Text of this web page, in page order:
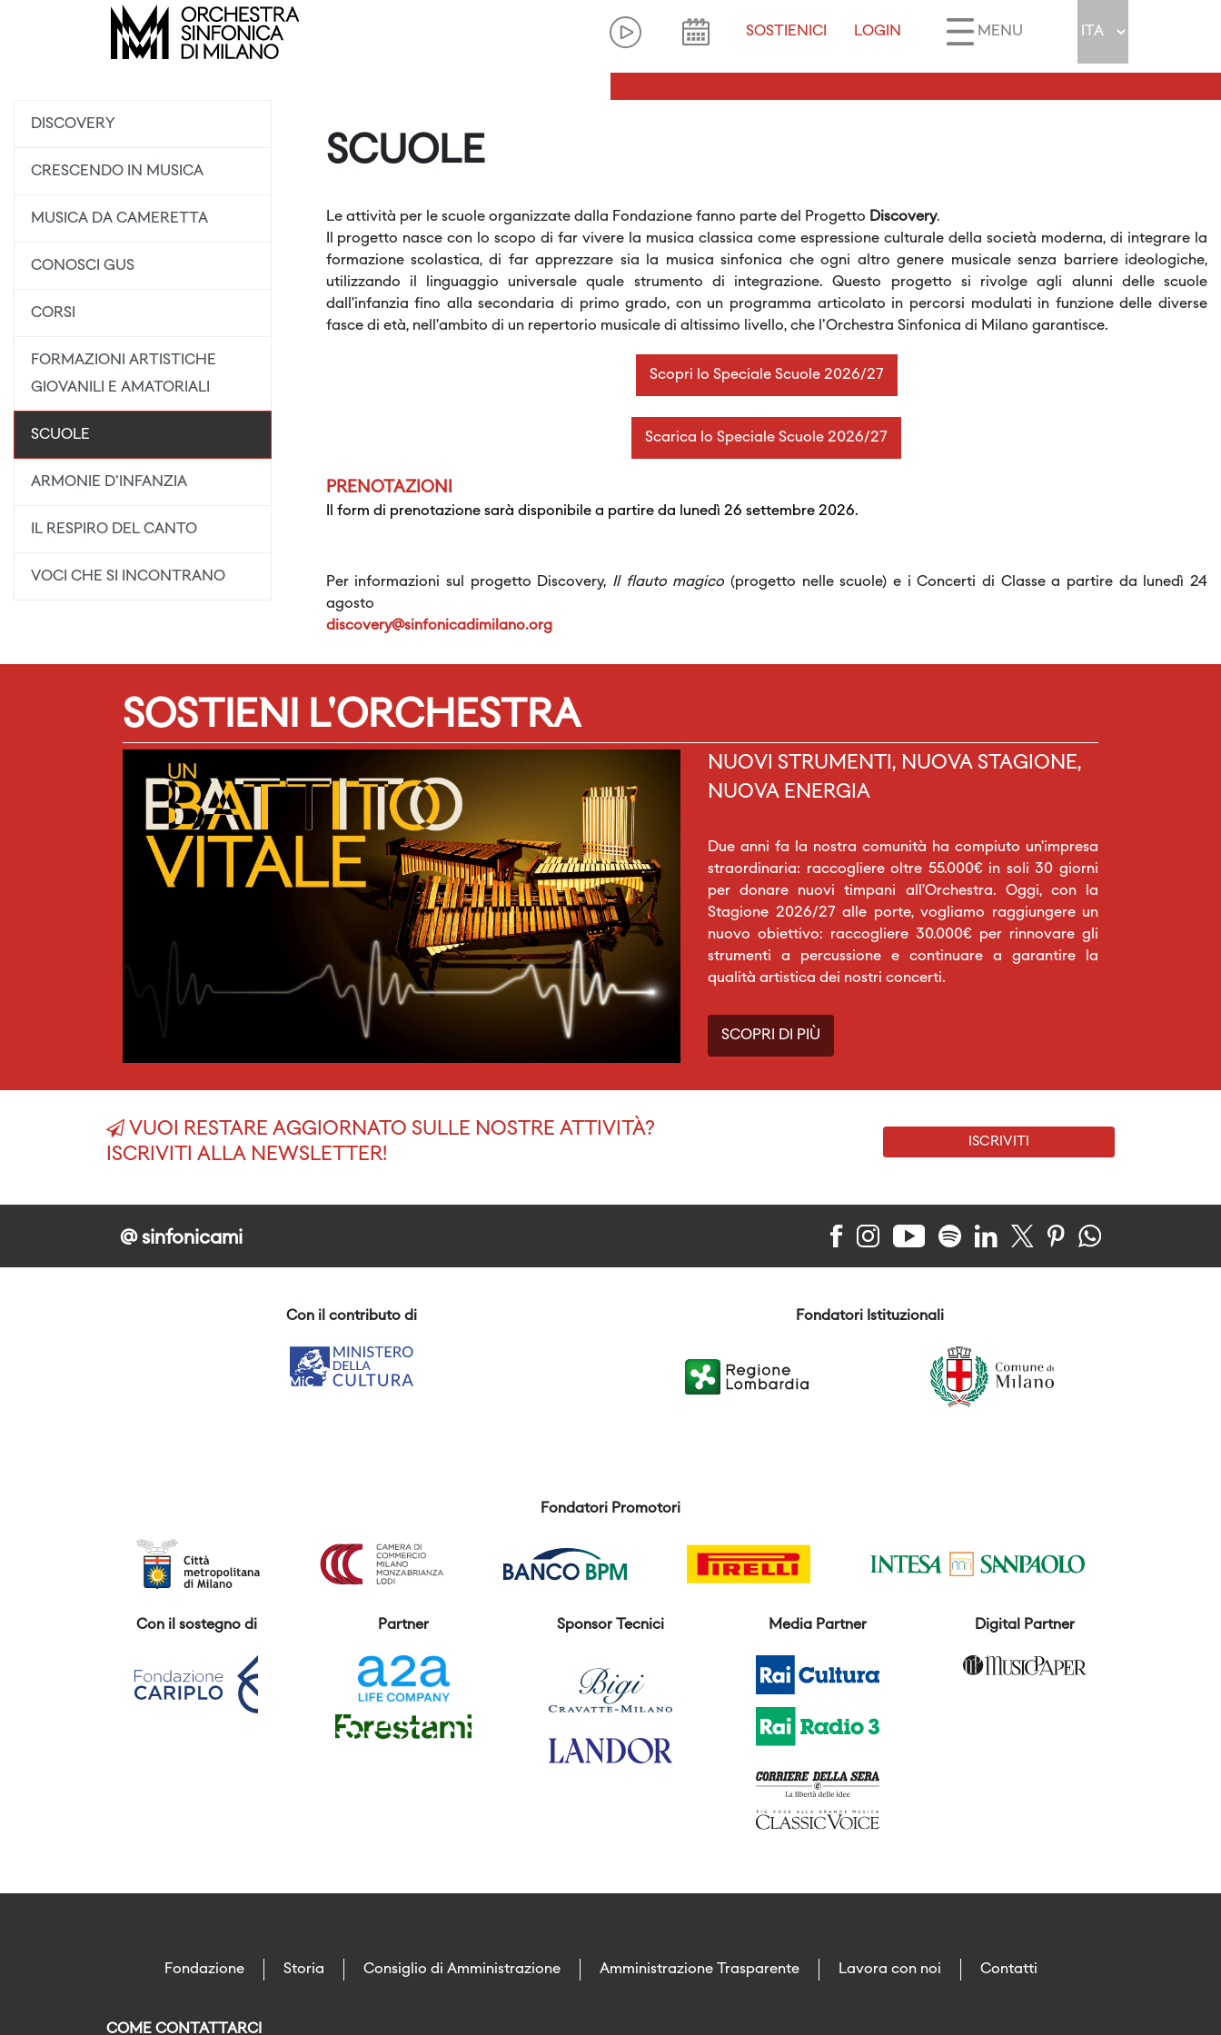
SOSTIENICI LOGIN MENU
DISCOVERY
CRESCENDO IN MUSICA
MUSICA DA CAMERETTA
CONOSCI GUS
CORSI
FORMAZIONI ARTISTICHE
GIOVANILI E AMATORIALI
SCUOLE
ARMONIE D'INFANZIA
IL RESPIRO DEL CANTO
VOCI CHE SI INCONTRANO
SCUOLE
Le attività per le scuole organizzate dalla Fondazione fanno parte del Progetto Discovery.
Il progetto nasce con lo scopo di far vivere la musica classica come espressione culturale della società moderna, di integrare la
formazione scolastica, di far apprezzare sia la musica sinfonica che ogni altro genere musicale senza barriere ideologiche,
utilizzando il linguaggio universale quale strumento di integrazione. Questo progetto si rivolge agli alunni delle scuole
dall’infanzia fino alla secondaria di primo grado, con un programma articolato in percorsi modulati in funzione delle diverse
fasce di età, nell’ambito di un repertorio musicale di altissimo livello, che l'Orchestra Sinfonica di Milano garantisce.
Scopri lo Speciale Scuole 2026/27
Scarica lo Speciale Scuole 2026/27
PRENOTAZIONI
Il form di prenotazione sarà disponibile a partire da lunedì 26 settembre 2026.
Per informazioni sul progetto Discovery, Il flauto magico (progetto nelle scuole) e i Concerti di Classe a partire da lunedì 24
agosto
discovery@sinfonicadimilano.org
SOSTIENI L'ORCHESTRA
NUOVI STRUMENTI, NUOVA STAGIONE,
NUOVA ENERGIA
Due anni fa la nostra comunità ha compiuto un’impresa
straordinaria: raccogliere oltre 55.000€ in soli 30 giorni
per donare nuovi timpani all’Orchestra. Oggi, con la
Stagione 2026/27 alle porte, vogliamo raggiungere un
nuovo obiettivo: raccogliere 30.000€ per rinnovare gli
strumenti a percussione e continuare a garantire la
qualità artistica dei nostri concerti.
SCOPRI DI PIÙ
VUOI RESTARE AGGIORNATO SULLE NOSTRE ATTIVITÀ?
ISCRIVITI ALLA NEWSLETTER!
ISCRIVITI
@ sinfonicami
Con il contributo di Fondatori Istituzionali
Fondatori Promotori
Con il sostegno di Partner Sponsor Tecnici Media Partner Digital Partner
Fondazione Storia Consiglio di Amministrazione Amministrazione Trasparente Lavora con noi Contatti
COME CONTATTARCI